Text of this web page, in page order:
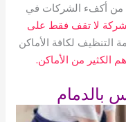
من أكفء الشركات في
لا تقف فقط على
التنظيف لكافة الأماكن
من الأماكن.
بالدمام